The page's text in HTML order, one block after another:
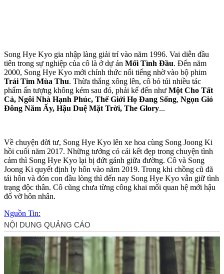
Song Hye Kyo gia nhập làng giải trí vào năm 1996. Vai diễn đầu
tiên trong sự nghiệp của cô là ở dự án Mối Tình Đầu. Đến năm
2000, Song Hye Kyo mới chính thức nổi tiếng nhờ vào bộ phim
Trái Tim Mùa Thu. Thừa thắng xông lên, cô bỏ túi nhiều tác
phẩm ấn tượng không kém sau đó, phải kể đến như Một Cho Tất
Cả, Ngôi Nhà Hạnh Phúc, Thế Giới Họ Đang Sống, Ngọn Gió
Đông Năm Ấy, Hậu Duệ Mặt Trời, The Glory...
Về chuyện đời tư, Song Hye Kyo lên xe hoa cùng Song Joong Ki
hồi cuối năm 2017. Những tưởng có cái kết đẹp trong chu‌yện tìn‌h
cảm thì Song Hye Kyo lại bị đứt gánh giữa đường. Cô và Song
Joong Ki quyết định ly hôn vào năm 2019. Trong khi chồng cũ đã
tái hôn và đón con đầu lòng thì đến nay Song Hye Kyo vẫn giữ tình
trạng độc thân. Cô cũng chưa từng công khai mối quan hệ mới hậu
đổ vỡ hôn nhân.
Nguồn Tin: